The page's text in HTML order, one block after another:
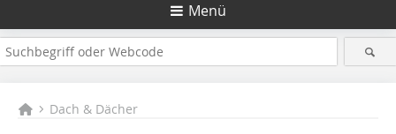
Menü
Dach & Dächer